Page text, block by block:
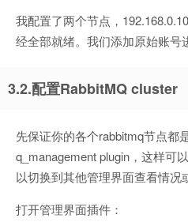
我配置了两个节点，
经全部就绪。我们添加原始账号
3.2.配置RabbitMQ cluster
先保证你的各个rabbitmq节点都
q_management plugin，这样可
以切换到其他管理界面查看情况
打开管理界面插件：